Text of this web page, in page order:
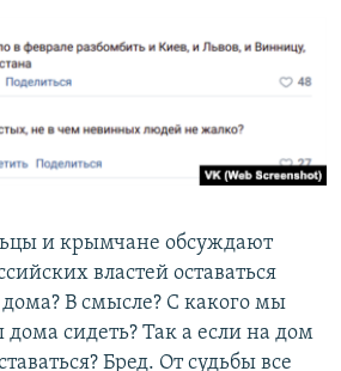
и крымчане обсуждают
властей оставаться
В смысле? С какого мы
сидеть? Так а если на дом
Бред. От судьбы все